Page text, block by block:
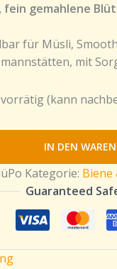
gemahlene
für Müsli,
mit
vorrätig (kann
IN DEN
Kategorie: Biene
Guaranteed